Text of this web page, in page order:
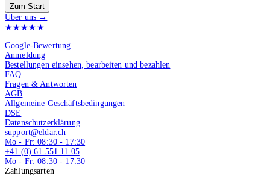
Zum Start
Über uns →
★★★★★
Google-Bewertung
Anmeldung
Bestellungen einsehen, bearbeiten und bezahlen
FAQ
Fragen & Antworten
AGB
Allgemeine Geschäftsbedingungen
DSE
Datenschutzerklärung
support@eldar.ch
Mo - Fr: 08:30 - 17:30
+41 (0) 61 551 11 05
Mo - Fr: 08:30 - 17:30
Zahlungsarten